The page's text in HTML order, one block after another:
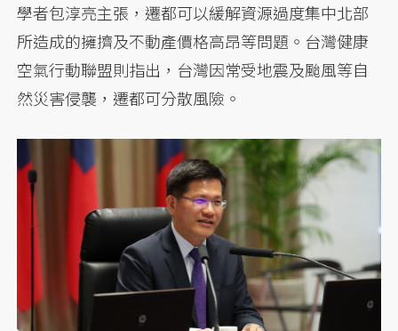
學者包淳亮主張，遷都可以緩解資源過度集中北部
所造成的擁擠及不動產價格高昂等問題。台灣健康
空氣行動聯盟則指出，台灣因常受地震及颱風等自
然災害侵襲，遷都可分散風險。